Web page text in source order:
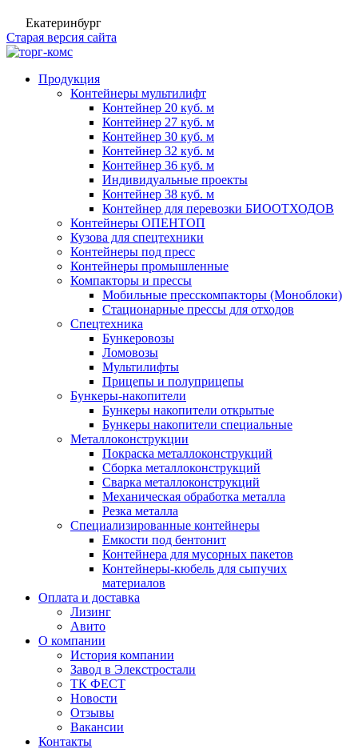
Екатеринбург
Старая версия сайта
Продукция
Контейнеры мультилифт
Контейнер 20 куб. м
Контейнер 27 куб. м
Контейнер 30 куб. м
Контейнер 32 куб. м
Контейнер 36 куб. м
Индивидуальные проекты
Контейнер 38 куб. м
Контейнер для перевозки БИООТХОДОВ
Контейнеры ОПЕНТОП
Кузова для спецтехники
Контейнеры под пресс
Контейнеры промышленные
Компакторы и прессы
Мобильные пресскомпакторы (Моноблоки)
Стационарные прессы для отходов
Спецтехника
Бункеровозы
Ломовозы
Мультилифты
Прицепы и полуприцепы
Бункеры-накопители
Бункеры накопители открытые
Бункеры накопители специальные
Металлоконструкции
Покраска металлоконструкций
Сборка металлоконструкций
Сварка металлоконструкций
Механическая обработка металла
Резка металла
Специализированные контейнеры
Емкости под бентонит
Контейнера для мусорных пакетов
Контейнеры-кюбель для сыпучих
материалов
Оплата и доставка
Лизинг
Авито
О компании
История компании
Завод в Элекстростали
ТК ФЕСТ
Новости
Отзывы
Вакансии
Контакты